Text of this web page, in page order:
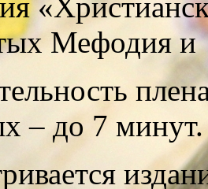
Мефодия
– до 7 минут.